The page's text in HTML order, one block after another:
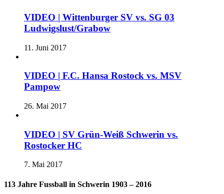
VIDEO | Wittenburger SV vs. SG 03
Ludwigslust/Grabow
11. Juni 2017
VIDEO | F.C. Hansa Rostock vs. MSV
Pampow
26. Mai 2017
VIDEO | SV Grün-Weiß Schwerin vs.
Rostocker HC
7. Mai 2017
113 Jahre Fussball in Schwerin 1903 – 2016